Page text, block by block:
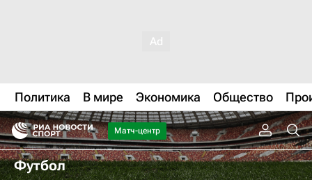
Политика В мире Экономика Общество
Матч-центр
Футбол